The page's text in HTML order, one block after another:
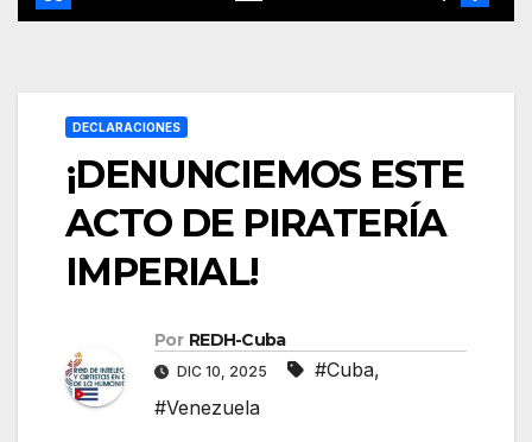
DECLARACIONES
¡DENUNCIEMOS ESTE
ACTO DE PIRATERÍA
IMPERIAL!
Por REDH-Cuba
DIC 10, 2025 #Cuba,
#Venezuela